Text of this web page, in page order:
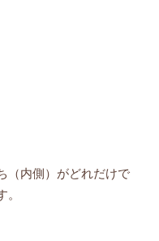
（内側）がどれだけで